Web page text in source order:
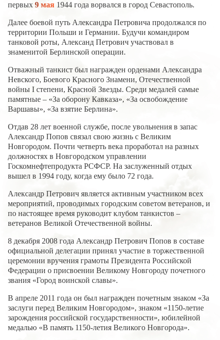
первых 9 мая 1944 года ворвался в город Севастополь.
Далее боевой путь Александра Петровича продолжался по
территории Польши и Германии. Будучи командиром
танковой роты, Александ Петрович участвовал в
знаменитой Берлинской операции.
Отважный танкист был награжден орденами Александра
Невского, Боевого Красного Знамени, Отечественной
войны I степени, Красной Звезды. Среди медалей самые
памятные – «За оборону Кавказа», «За освобождение
Варшавы», «За взятие Берлина».
Отдав 28 лет военной службе, после увольнения в запас
Александр Попов связал свою жизнь с Великим
Новгородом. Почти четверть века проработал на разных
должностях в Новгородском управлении
Госкомнефтепродукта РСФСР. На заслуженный отдых
вышел в 1994 году, когда ему было 72 года.
Александр Петрович является активным участником всех
мероприятий, проводимых городским советом ветеранов, и
по настоящее время руководит клубом танкистов –
ветеранов Великой Отечественной войны.
8 декабря 2008 года Александр Петрович Попов в составе
официальной делегации принял участие в торжественной
церемонии вручения грамоты Президента Российской
Федерации о присвоении Великому Новгороду почетного
звания «Город воинской славы».
В апреле 2011 года он был награжден почетным знаком «За
заслуги перед Великим Новгородом», знаком «1150-летие
зарождения российской государственности», юбилейной
медалью «В память 1150-летия Великого Новгорода».